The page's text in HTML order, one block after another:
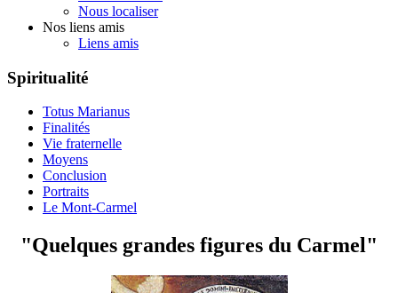
Nous localiser
Nos liens amis
Liens amis
Spiritualité
Totus Marianus
Finalités
Vie fraternelle
Moyens
Conclusion
Portraits
Le Mont-Carmel
"Quelques grandes figures du Carmel"